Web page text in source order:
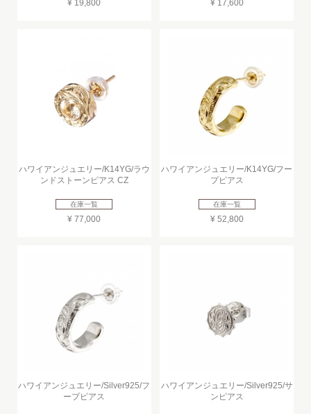
¥ 19,800 ¥ 17,600
ハワイアンジュエリー/K14YG/ラウ
ンドストーンピアス CZ
在庫一覧
¥ 77,000
ハワイアンジュエリー/K14YG/フー
プピアス
在庫一覧
¥ 52,800
ハワイアンジュエリー/Silver925/フ
ープピアス
ハワイアンジュエリー/Silver925/サ
ンピアス